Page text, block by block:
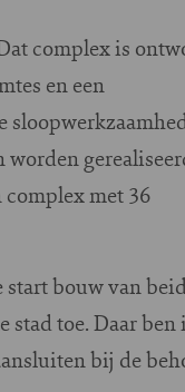
complex is
en een
met 36
bouw van
stad toe. Daar ben
bij de